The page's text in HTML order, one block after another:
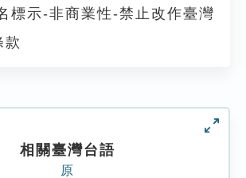
標示-非商業性-禁止改作臺灣
款
相關臺灣台語
原